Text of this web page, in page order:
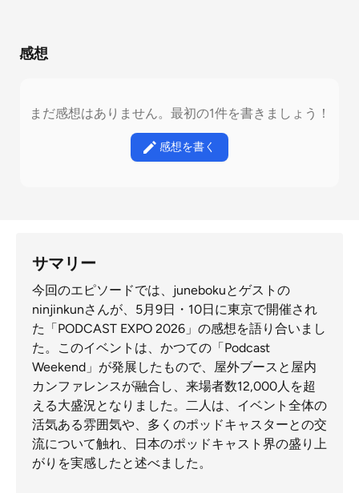
感想
まだ感想はありません。最初の1件を書きましょう！
感想を書く
サマリー
今回のエピソードでは、junebokuとゲストの
ninjinkunさんが、5月9日・10日に東京で開催され
た「PODCAST EXPO 2026」の感想を語り合いまし
た。このイベントは、かつての「Podcast
Weekend」が発展したもので、屋外ブースと屋内
カンファレンスが融合し、来場者数12,000人を超
える大盛況となりました。二人は、イベント全体の
活気ある雰囲気や、多くのポッドキャスターとの交
流について触れ、日本のポッドキャスト界の盛り上
がりを実感したと述べました。